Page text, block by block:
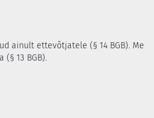
ainult ettevõtjatele (§ 14 BGB). Me
13 BGB).